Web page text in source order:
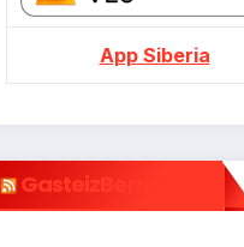
App Siberia
GasteizBerri.com